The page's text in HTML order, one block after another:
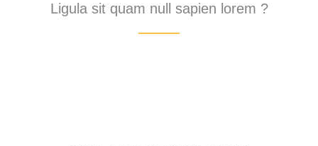
Ligula sit quam null sapien lorem ?